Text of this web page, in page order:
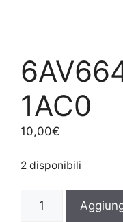
1AC0
10,00€
2 disponibili
5DC10-